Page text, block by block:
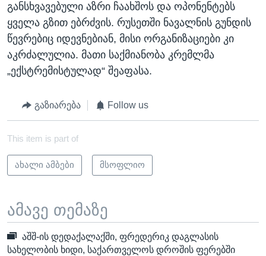
განსხვავებული აზრი ჩაახშოს და ოპონენტებს
ყველა გზით ებრძვის. რუსეთში ნავალნის გუნდის
წევრებიც იდევნებიან, მისი ორგანიზაციები კი
აკრძალულია. მათი საქმიანობა კრემლმა
„ექსტრემისტულად“ შეაფასა.
გაზიარება Follow us
This item is part of
ახალი ამბები მსოფლიო
ამავე თემაზე
აშშ-ის დედაქალაქში, ფრედერიკ დაგლასის
სახელობის ხიდი, საქართველოს დროშის ფერებში